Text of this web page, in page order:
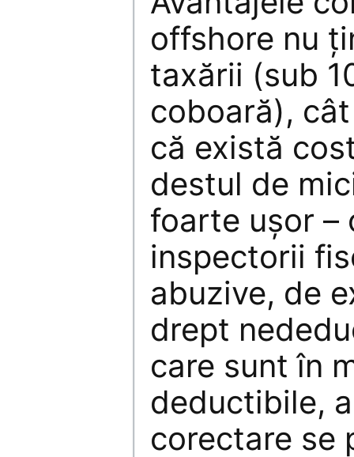
offshore nu
taxării (sub
coboară),
că există
destul de
foarte ușor –
inspectorii
abuzive, de
drept
care sunt în
deductibile,
corectare se